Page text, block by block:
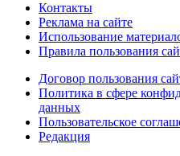
Контакты
Реклама на сайте
Использование
Правила пользования
Договор пользования
Политика в сфере
данных
Пользовательское
Редакция